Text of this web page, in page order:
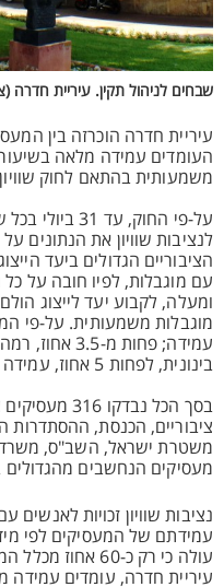
שבחים לניהול תקין. עיריית חדרה
עיריית חדרה הוכרזה בין
העומדים עמידה מלאה
משמעותית בהתאם לחוק
על-פי החוק, עד
לנציבות שוויון את הנתונים
הציבוריים הגדולים ביעד
בינונית, לפחות 5 אחוז, עמידה מלאה.
בסך הכל
ציבוריים, הכנסת, ההסתדרות
משטרת ישראל, השב"ס, משרדי
מעסיקים הנחשבים
נציבות שוויון זכויות
עמידתם של המעסיקים לפי
עולה כי רק כ-60